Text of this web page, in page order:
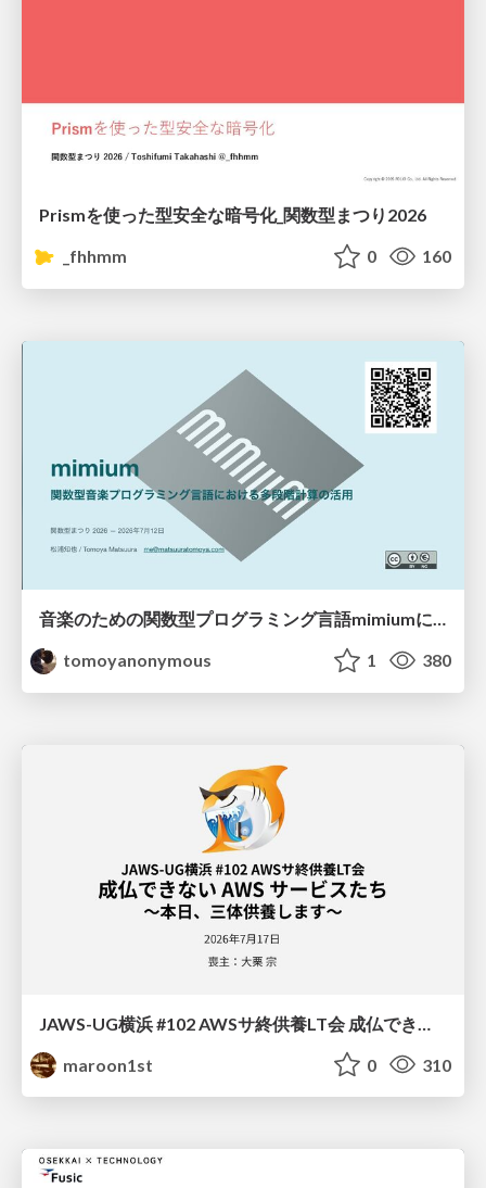
Prismを使った型安全な暗号化_関数型まつり2026
_fhhmm
0 160
音楽のための関数型プログラミング言語mimiumにおける多段階計算の活用
tomoyanonymous
1 380
maroon1st
0 310